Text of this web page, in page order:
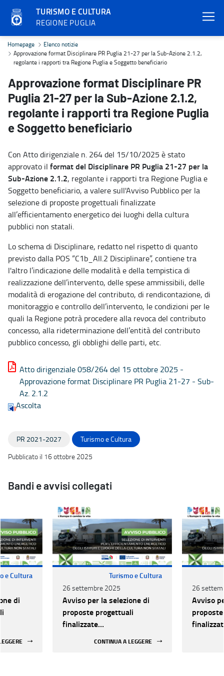
TURISMO E CULTURA
REGIONE PUGLIA
Approvazione format Disciplinare PR Puglia 21-27 per la Sub-
Homepage
Elenco notizie
Approvazione format Disciplinare PR Puglia 21-27 per la Sub-Azione 2.1.2,
regolante i rapporti tra Regione Puglia e Soggetto beneficiario
Approvazione format Disciplinare PR
Puglia 21-27 per la Sub-Azione 2.1.2,
regolante i rapporti tra Regione Puglia
e Soggetto beneficiario
Con Atto dirigenziale n. 264 del 15/10/2025 è stato
approvato il format del Disciplinare PR Puglia 21-27 per la
Sub-Azione 2.1.2, regolante i rapporti tra Regione Puglia e
Soggetto beneficiario, a valere sull'Avviso Pubblico per la
selezione di proposte progettuali finalizzate
all’efficientamento energetico dei luoghi della cultura
pubblici non statali.
Lo schema di Disciplinare, redatto nel rispetto di quanto
previsto dalla POS “C1b_All.2 Disciplinare”, contiene tra
l'altro l’indicazione delle modalità e della tempistica di
realizzazione dell’intervento, delle spese ammissibili, delle
modalità di erogazione del contributo, di rendicontazione, di
monitoraggio e controllo dell’intervento, le condizioni per le
quali la Regione potrà procedere alla revoca del contributo
concesso, alla rideterminazione dell’entità del contributo
pubblico concesso, gli obblighi delle parti, etc.
Atto dirigenziale 058/264 del 15 ottobre 2025 -
Approvazione format Disciplinare PR Puglia 21-27 - Sub-
Az. 2.1.2
Ascolta
PR 2021-2027
Turismo e Cultura
Pubblicato il 16 ottobre 2025
Bandi e avvisi collegati
e Cultura
di
Turismo e Cultura
26 settembre 2025
Avviso per la selezione di
proposte progettuali
finalizzate
CONTINUA A LEGGERE
26
Avviso